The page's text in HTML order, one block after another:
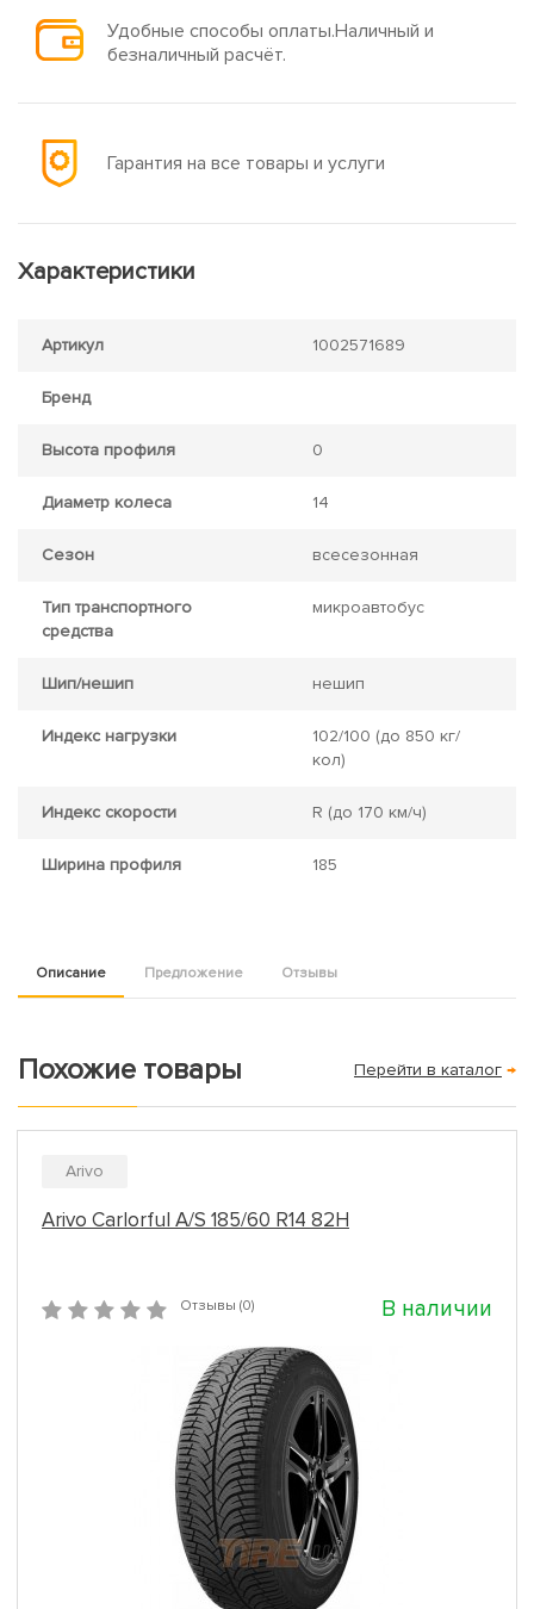
Удобные способы оплаты.Наличный и
безналичный расчёт.
Гарантия на все товары и услуги
Характеристики
Артикул 1002571689
Бренд
Высота профиля 0
Диаметр колеса 14
Сезон всесезонная
Тип транспортного
средства
микроавтобус
Шип/нешип нешип
Индекс нагрузки 102/100 (до 850 кг/
кол)
Индекс скорости R (до 170 км/ч)
Ширина профиля 185
Описание Предложение Отзывы
Похожие товары Перейти в каталог →
Arivo
Arivo Carlorful A/S 185/60 R14 82H
Отзывы (0) В наличии